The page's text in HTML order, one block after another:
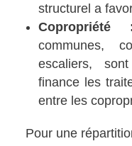
structurel a
Copropriété
communes,
escaliers,
finance les
entre les
Pour une